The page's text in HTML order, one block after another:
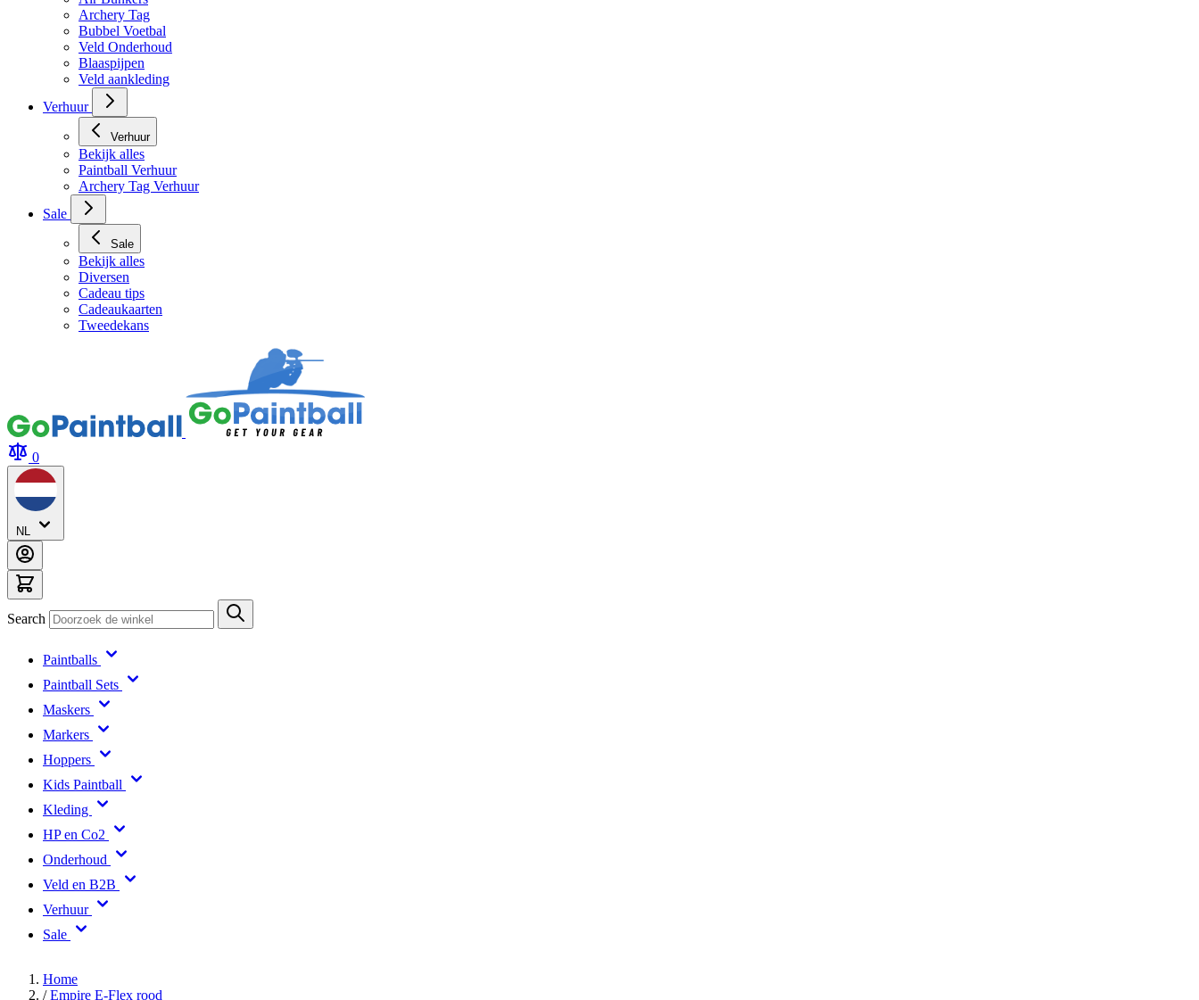
HP Bufferflessen
Air Bunkers
Archery Tag
Bubbel Voetbal
Veld Onderhoud
Blaaspijpen
Veld aankleding
Verhuur
Bekijk alles
Paintball Verhuur
Archery Tag Verhuur
Sale
Bekijk alles
Diversen
Cadeau tips
Cadeaukaarten
NL
Paintballs
Paintball Sets
Maskers
Markers
Hoppers
Kids Paintball
Kleding
HP en Co2
Onderhoud
Veld en B2B
Verhuur